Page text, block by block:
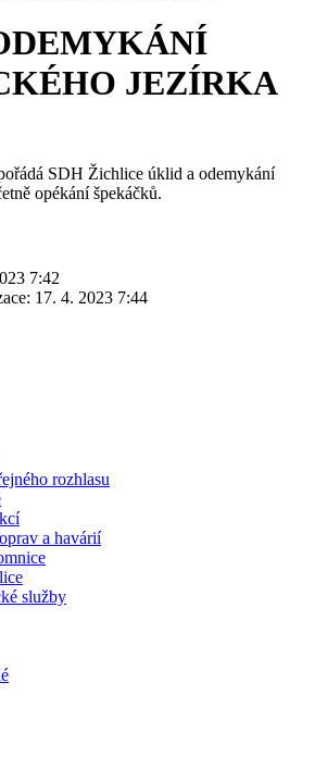
JEZÍRKA
SDH Žichlice úklid a odemykání
opékání špekáčků.
7:42
17. 4. 2023 7:44
rozhlasu
a havárií
služby